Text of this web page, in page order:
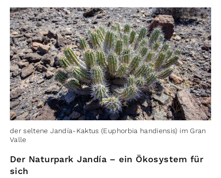
der seltene Jandía-Kaktus (Euphorbia handiensis) im Gran
Valle
Der Naturpark Jandía – ein Ökosystem für
sich